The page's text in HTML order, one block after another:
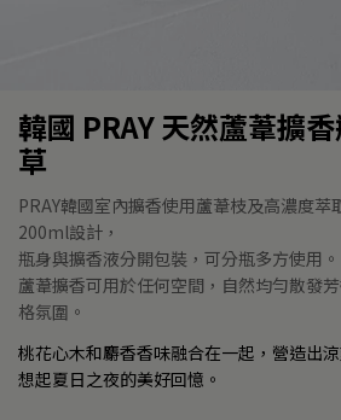
韓國 PRAY 天然蘆葦擴
草
PRAY韓國室內擴香使用蘆葦枝及高濃度
200ml設計，
瓶身與擴香液分開包裝，可分瓶多方使用。
蘆葦擴香可用於任何空間，自然均勻散發
格氛圍。
桃花心木和麝香香味融合在一起，營造出
想起夏日之夜的美好回憶。